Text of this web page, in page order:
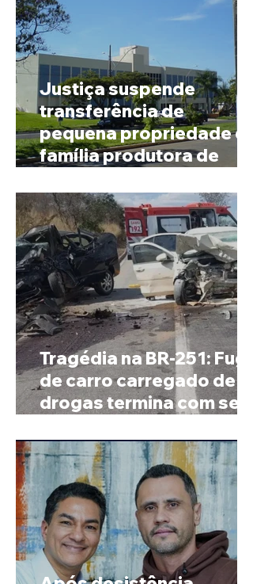
Justiça suspende
transferência de
pequena propriedade de
família produtora de
Tragédia na BR-251: Fuga
de carro carregado de
drogas termina com sete